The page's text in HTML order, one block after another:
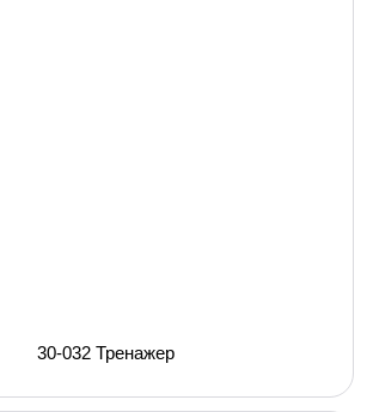
30-032 Тренажер